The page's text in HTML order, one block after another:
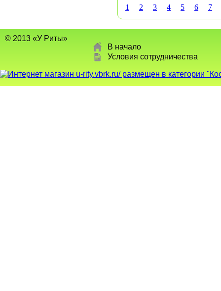
1 2 3 4 5 6 7
© 2013 «У Риты»
В начало
Условия сотрудничества